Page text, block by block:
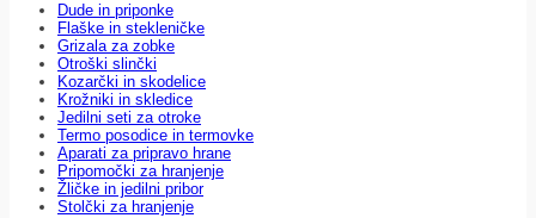
Dude in priponke
Flaške in stekleničke
Grizala za zobke
Otroški slinčki
Kozarčki in skodelice
Krožniki in skledice
Jedilni seti za otroke
Termo posodice in termovke
Aparati za pripravo hrane
Pripomočki za hranjenje
Žličke in jedilni pribor
Stolčki za hranjenje